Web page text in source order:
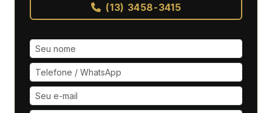
(13) 3458-3415